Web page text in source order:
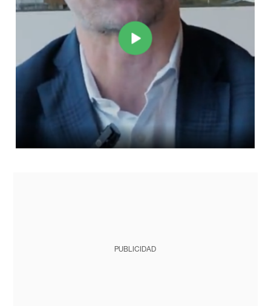
PUBLICIDAD